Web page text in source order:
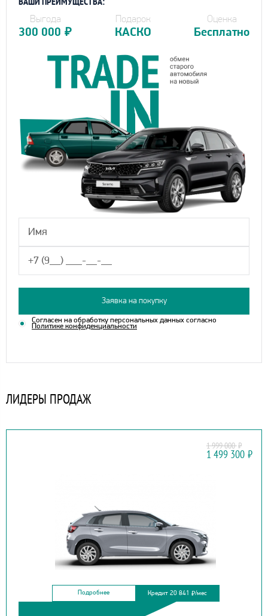
Выгода
300 000 ₽
Подарок
КАСКО
Оценка
Бесплатно
Заявка на покупку
Согласен на обработку персональных данных согласно
Политике конфиденциальности
ЛИДЕРЫ ПРОДАЖ
1 999 000₽
1 499 300 ₽
Подробнее Кредит 20 841 ₽/мес